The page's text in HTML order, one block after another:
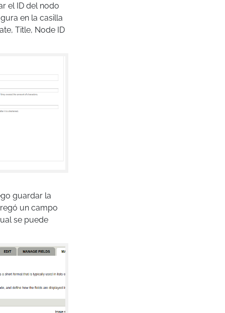
el ID del nodo
en la casilla
Title, Node ID
guardar la
un campo
se puede